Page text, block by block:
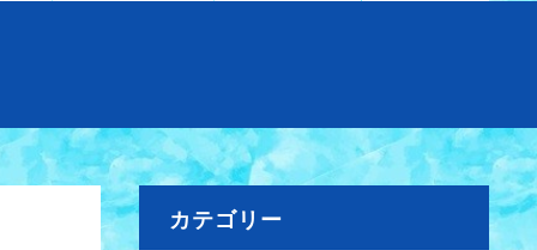
カテゴリー